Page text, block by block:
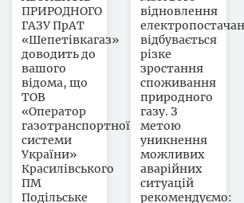
ПРИРОДНОГО
ГАЗУ ПрАТ
«Шепетівкагаз»
доводить до
вашого
відома, що
ТОВ
«Оператор
газотранспортної
системи
України»
Красилівського
ПМ
Подільське
відновлення
відбувається
різке
зростання
споживання
природного
газу. З
метою
уникнення
можливих
аварійних
ситуацій
рекомендуємо: